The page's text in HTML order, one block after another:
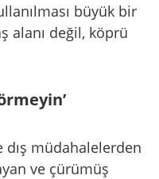
büyük bir
alanı değil, köprü
müdahalelerden
ve çürümüş